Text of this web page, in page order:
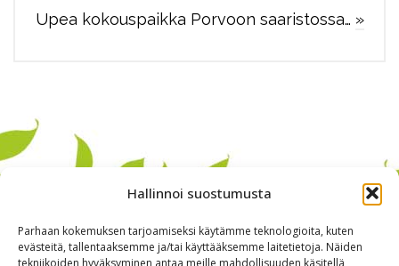
Hallinnoi suostumusta
Parhaan kokemuksen tarjoamiseksi käytämme teknologioita, kuten
evästeitä, tallentaaksemme ja/tai käyttääksemme laitetietoja. Näiden
tekniikoiden hyväksyminen antaa meille mahdollisuuden käsitellä
Upea kokouspaikka Porvoon saaristossa… »